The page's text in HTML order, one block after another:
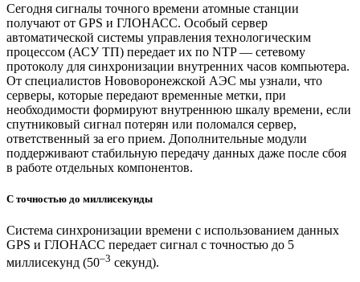
Сегодня сигналы точного времени атомные станции
получают от GPS и ГЛОНАСС. Особый сервер
автоматической системы управления технологическим
процессом (АСУ ТП) передает их по NTP — ​сетевому
протоколу для синхронизации внутренних часов компьютера.
От специалистов Нововоронежской АЭС мы узнали, что
серверы, которые передают временные метки, при
необходимости формируют внутреннюю шкалу времени, если
спутниковый сигнал потерян или поломался сервер,
ответственный за его прием. Дополнительные модули
поддерживают стабильную передачу данных даже после сбоя
в работе отдельных компонентов.
С точностью до миллисекунды
Система синхронизации времени с использованием данных
GPS и ГЛОНАСС передает сигнал с точностью до 5
миллисекунд (50–3 секунд).